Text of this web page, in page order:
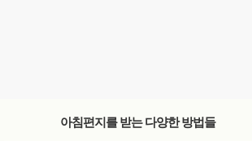
아침편지를 받는 다양한 방법들